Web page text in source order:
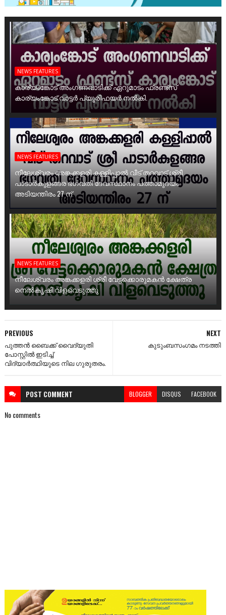
NEWS FEATURES
കാര്യംങ്കോട് അംഗണവാടിക്ക് ഏറുമാടം ഫ്രണ്ട്സ്
കാര്യംങ്കോട് വാട്ടർ പ്യൂരിഫയർ നൽകി.
NEWS FEATURES
നീലേശ്വരം അങ്കക്കളരി കള്ളിപ്പാൽ വീട് തറവാട് ശ്രീ
പാടാർകുളങ്ങര ഭഗവതി ദേവസ്ഥാനം പത്താമുദയം
അടിയന്തിരം 27 ന്
NEWS FEATURES
നീലേശ്വരം അങ്കക്കളരി ശ്രീ വേട്ടക്കൊരുമകൻ ക്ഷേത്ര
നെൽകൃഷി വിളവെടുത്തു
NEXT
കുടുംബസംഗമം നടത്തി
PREVIOUS
പുത്തൻ ബൈക്ക് വൈദ്യുതി
പോസ്റ്റിൽ ഇടിച്ച്
വിദ്യാർത്ഥിയുടെ നില ഗുരുതരം.
POST COMMENT BLOGGER DISQUS FACEBOOK
No comments